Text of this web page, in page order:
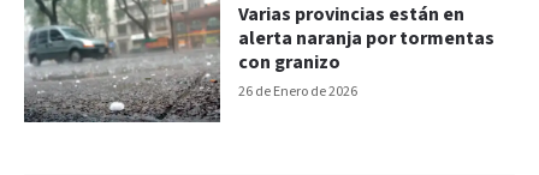
26 de Enero de 2026
Varias provincias están en
alerta naranja por tormentas
con granizo